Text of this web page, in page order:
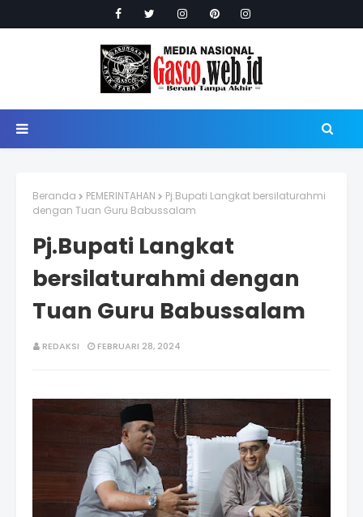
Beranda PEMERINTAHAN
Pj.Bupati Langkat bersilaturahmi
dengan Tuan Guru Babussalam
Pj.Bupati Langkat
bersilaturahmi dengan
Tuan Guru Babussalam
REDAKSI FEBRUARI 28, 2024